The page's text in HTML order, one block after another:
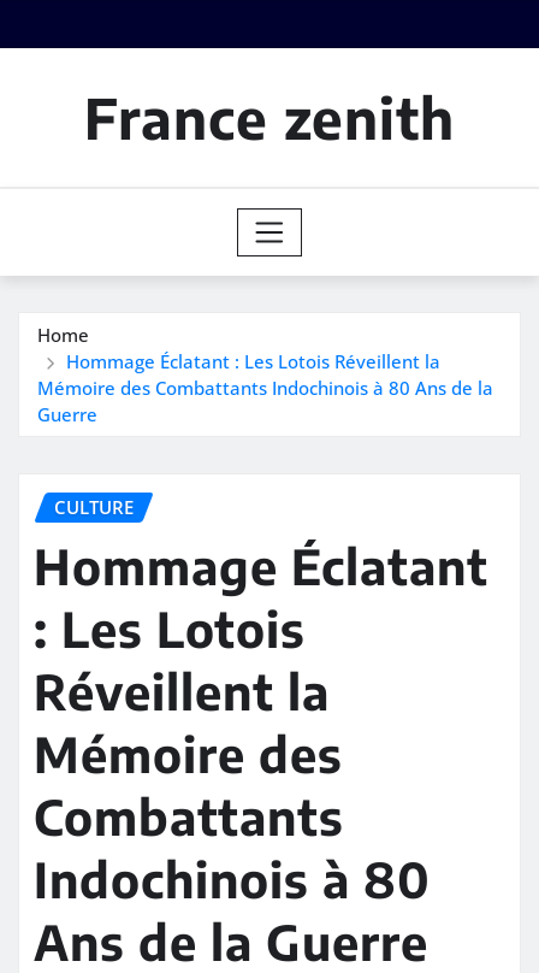
to
France zenith
Home
Hommage Éclatant : Les Lotois Réveillent la
Mémoire des Combattants Indochinois à 80 Ans de la
Guerre
CULTURE
Hommage Éclatant
: Les Lotois
Réveillent la
Mémoire des
Combattants
Indochinois à 80
Ans de la Guerre